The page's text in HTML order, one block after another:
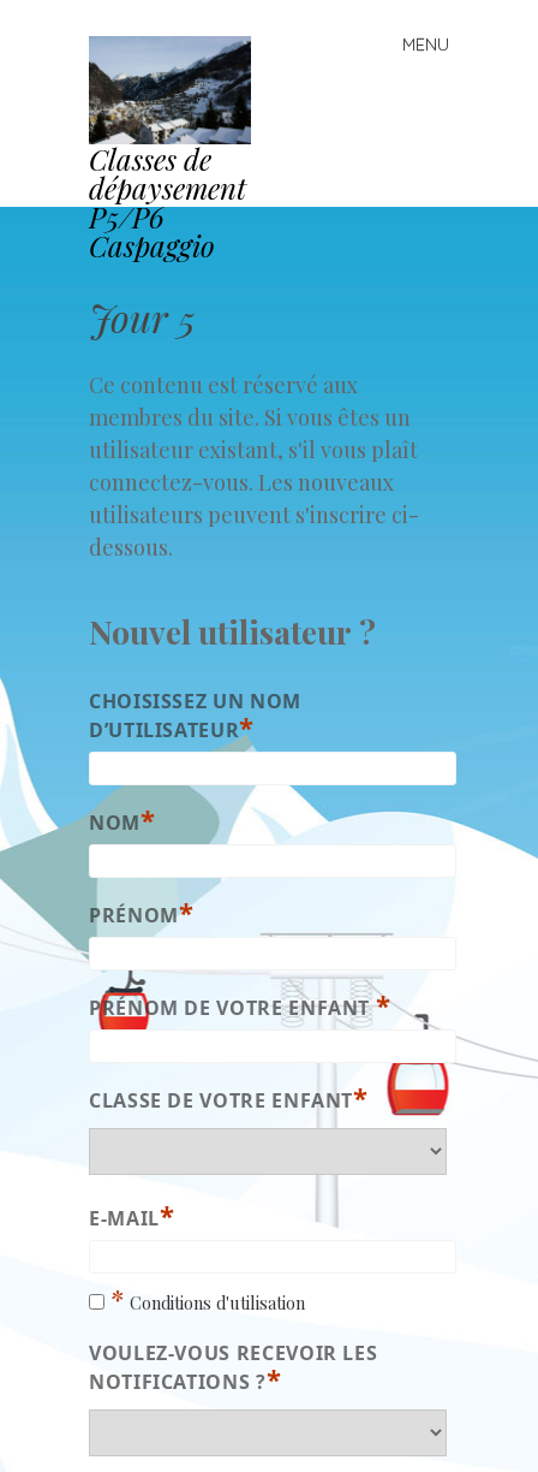
Classes de
dépaysement
P5/P6
Caspaggio
MENU
Skip to content
Jour 5
Ce contenu est réservé aux
membres du site. Si vous êtes un
utilisateur existant, s'il vous plaît
connectez-vous. Les nouveaux
utilisateurs peuvent s'inscrire ci-
dessous.
Nouvel utilisateur ?
CHOISISSEZ UN NOM
D’UTILISATEUR*
NOM*
PRÉNOM*
PRÉNOM DE VOTRE ENFANT*
CLASSE DE VOTRE ENFANT*
E-MAIL*
* Conditions d'utilisation
VOULEZ-VOUS RECEVOIR LES
NOTIFICATIONS ?*